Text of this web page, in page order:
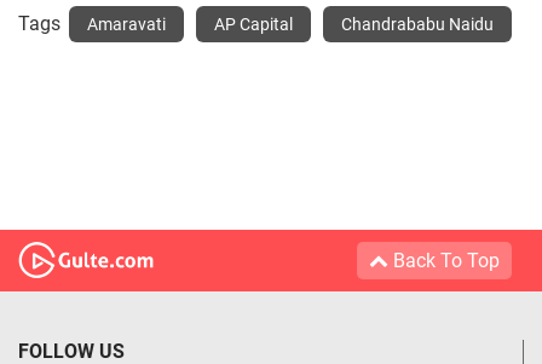
Tags Amaravati AP Capital Chandrababu Naidu
Back To Top
FOLLOW US